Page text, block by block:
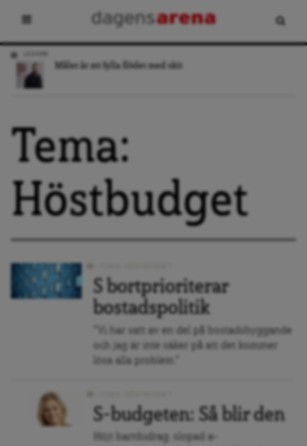
Målet är att fylla flödet med skit
Tema:
Höstbudget
S bortprioriterar
bostadspolitik
"Vi har satt av en del på bostadsbyggande
och jag är inte säker på att det kommer
lösa alla problem."
S-budgeten: Så blir den
Höjt barnbidrag, slopad a-